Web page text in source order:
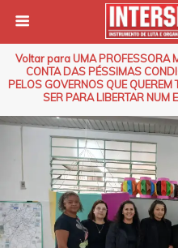
Voltar para UMA PROFESSORA
CONTA DAS PÉSSIMAS
PELOS GOVERNOS QUE
SER PARA LIBERTAR NUM